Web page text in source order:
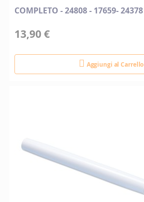
COMPLETO - 24808 - 17659- 24378
13,90 €
Aggiungi al Carrello